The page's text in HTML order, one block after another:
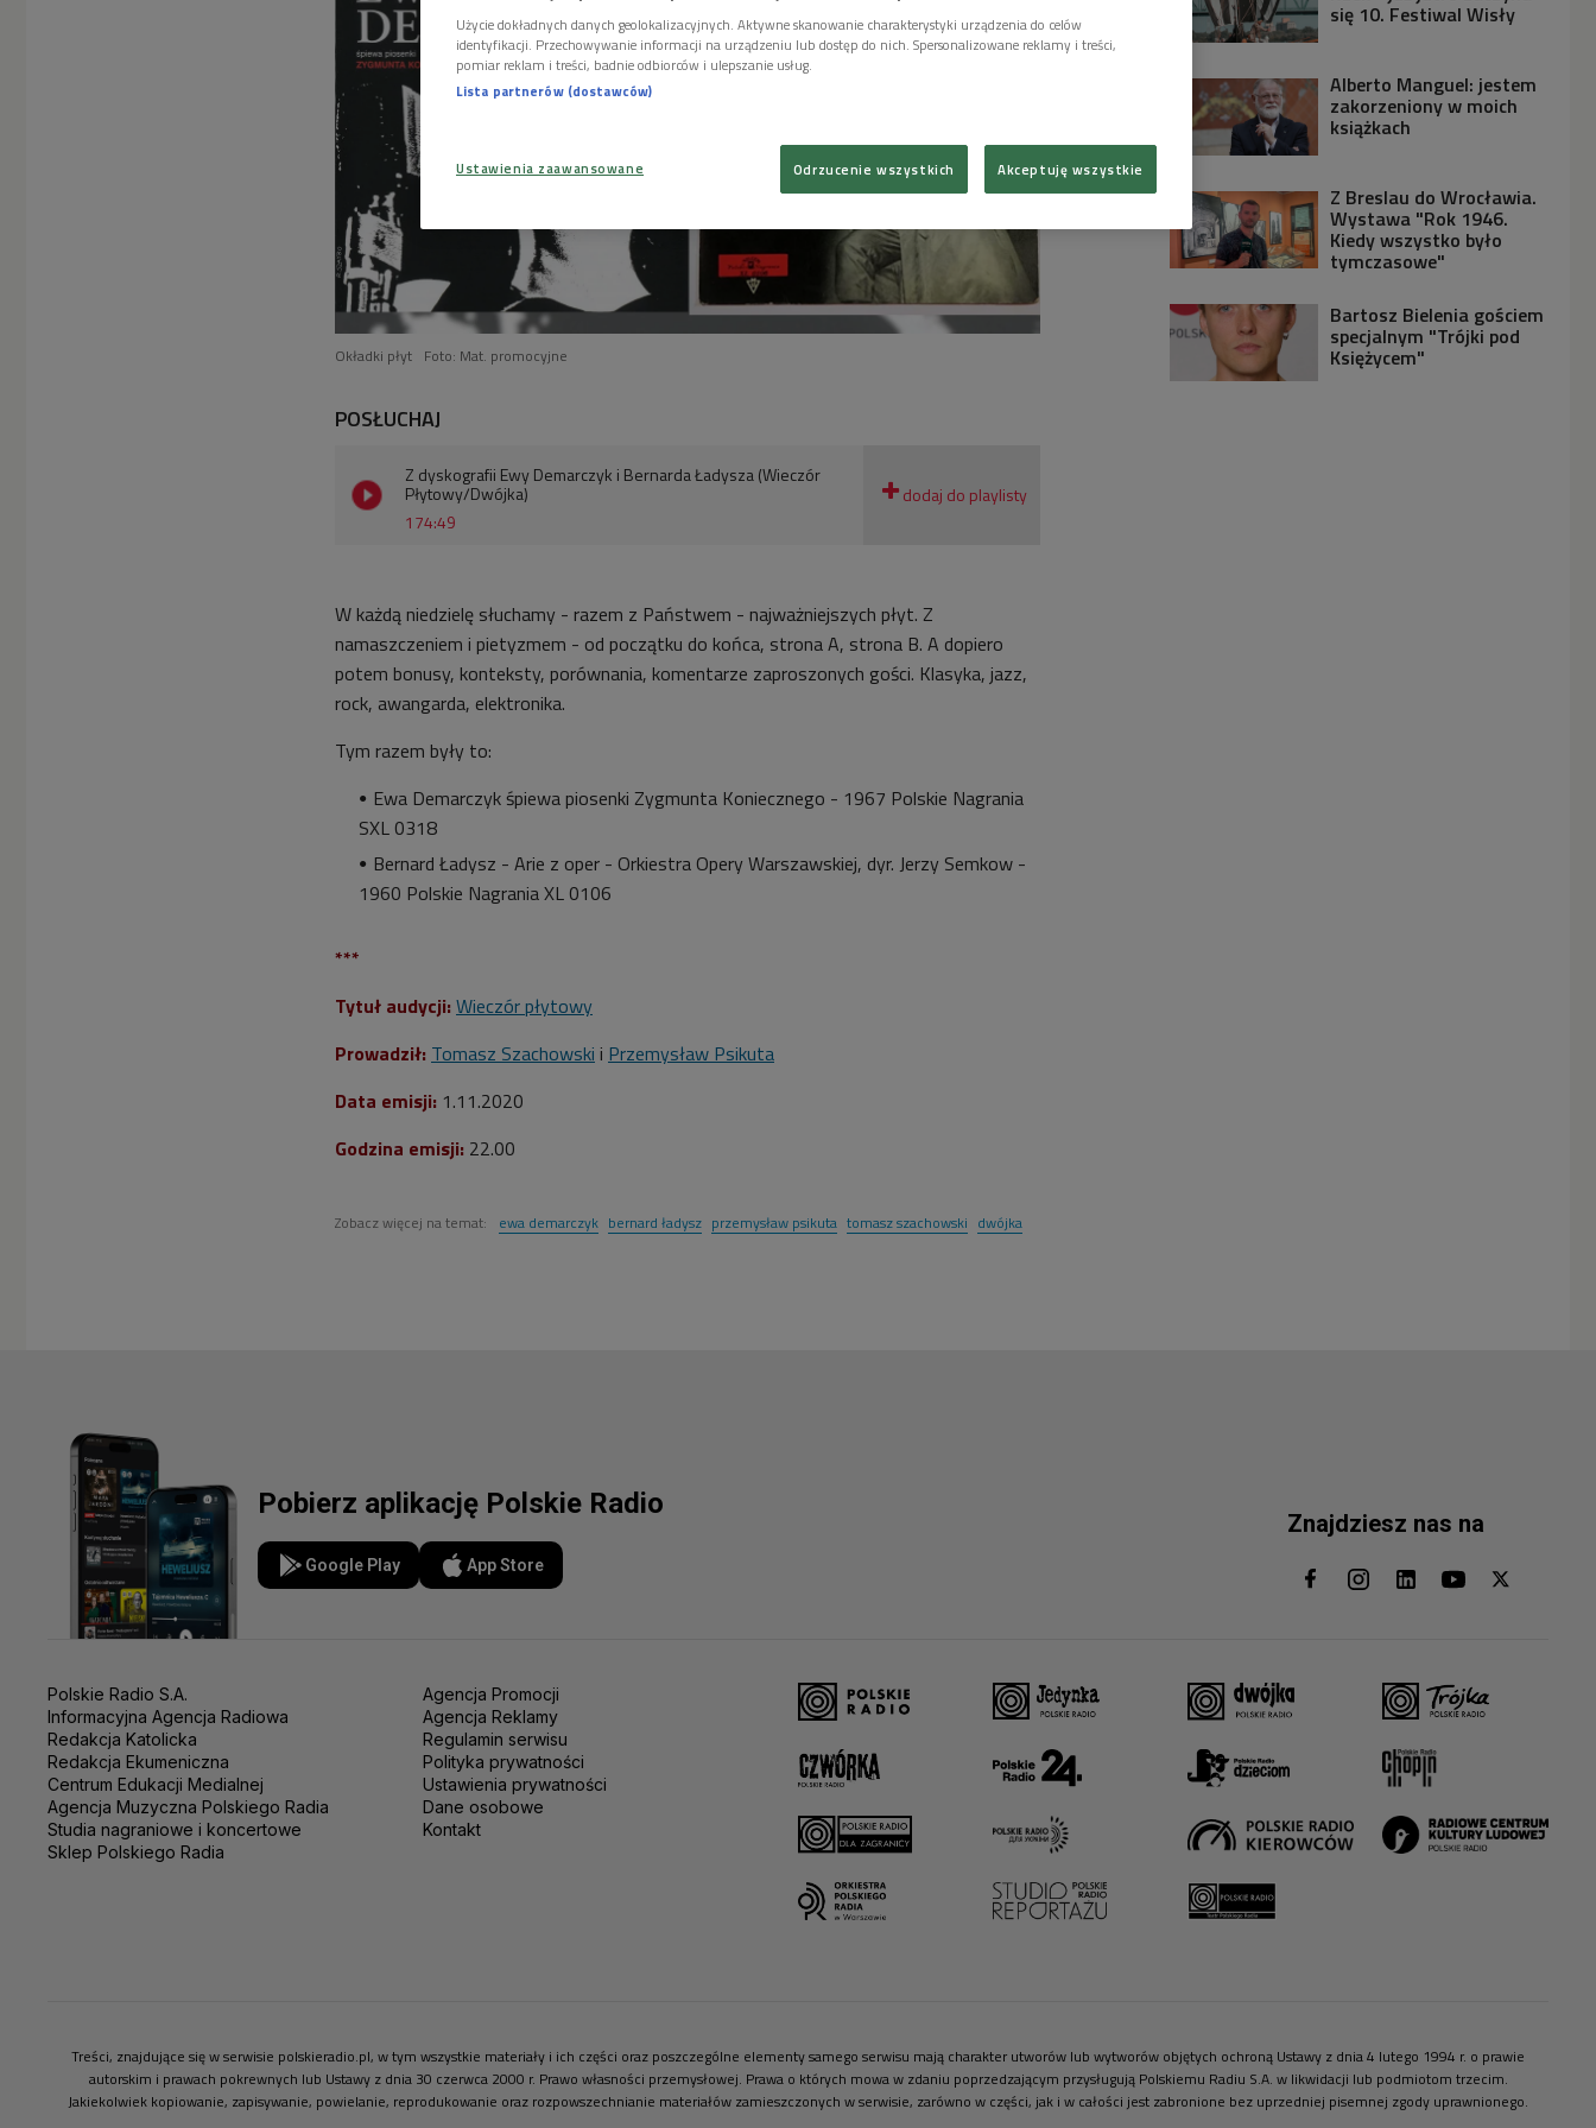
Okładki płyt Foto: Mat. promocyjne
POSŁUCHAJ
174:49
Z dyskografii Ewy Demarczyk i Bernarda Ładysza (Wieczór
Płytowy/Dwójka)
W każdą niedzielę słuchamy - razem z Państwem - najważniejszych płyt. Z
namaszczeniem i pietyzmem - od początku do końca, strona A, strona B. A dopiero
potem bonusy, konteksty, porównania, komentarze zaproszonych gości. Klasyka, jazz,
rock, awangarda, elektronika.
Tym razem były to:
Ewa Demarczyk śpiewa piosenki Zygmunta Koniecznego - 1967 Polskie Nagrania
SXL 0318
Bernard Ładysz - Arie z oper - Orkiestra Opery Warszawskiej, dyr. Jerzy Semkow -
1960 Polskie Nagrania XL 0106
***
Tytuł audycji: Wieczór płytowy
Prowadził: Tomasz Szachowski i Przemysław Psikuta
Data emisji: 1.11.2020
Godzina emisji: 22.00
Zobacz więcej na temat: ewa demarczyk bernard ładysz przemysław psikuta tomasz szachowski dwójka
się 10. Festiwal Wisły
Alberto Manguel: jestem
zakorzeniony w moich
książkach
Z Breslau do Wrocławia.
Wystawa "Rok 1946.
Kiedy wszystko było
tymczasowe"
Bartosz Bielenia gościem
specjalnym "Trójki pod
Księżycem"
Pobierz aplikację Polskie Radio
Google Play App Store
Znajdziesz nas na
Polskie Radio S.A.
Informacyjna Agencja Radiowa
Redakcja Katolicka
Redakcja Ekumeniczna
Centrum Edukacji Medialnej
Agencja Muzyczna Polskiego Radia
Studia nagraniowe i koncertowe
Sklep Polskiego Radia
Agencja Promocji
Agencja Reklamy
Regulamin serwisu
Polityka prywatności
Ustawienia prywatności
Dane osobowe
Kontakt
Treści, znajdujące się w serwisie polskieradio.pl, w tym wszystkie materiały i ich części oraz poszczególne elementy samego serwisu mają charakter utworów lub wytworów objętych ochroną Ustawy z dnia 4 lutego 1994 r. o prawie
autorskim i prawach pokrewnych lub Ustawy z dnia 30 czerwca 2000 r. Prawo własności przemysłowej. Prawa o których mowa w zdaniu poprzedzającym przysługują Polskiemu Radiu S.A. w likwidacji lub podmiotom trzecim.
Jakiekolwiek kopiowanie, zapisywanie, powielanie, reprodukowanie oraz rozpowszechnianie materiałów zamieszczonych w serwisie, zarówno w części, jak i w całości jest zabronione bez uprzedniej pisemnej zgody uprawnionego.
Użycie dokładnych danych geolokalizacyjnych. Aktywne skanowanie charakterystyki urządzenia do celów
identyfikacji. Przechowywanie informacji na urządzeniu lub dostęp do nich. Spersonalizowane reklamy i treści,
pomiar reklam i treści, badnie odbiorców i ulepszanie usług.
Lista partnerów (dostawców)
Ustawienia zaawansowane Odrzucenie wszystkich Akceptuję wszystkie